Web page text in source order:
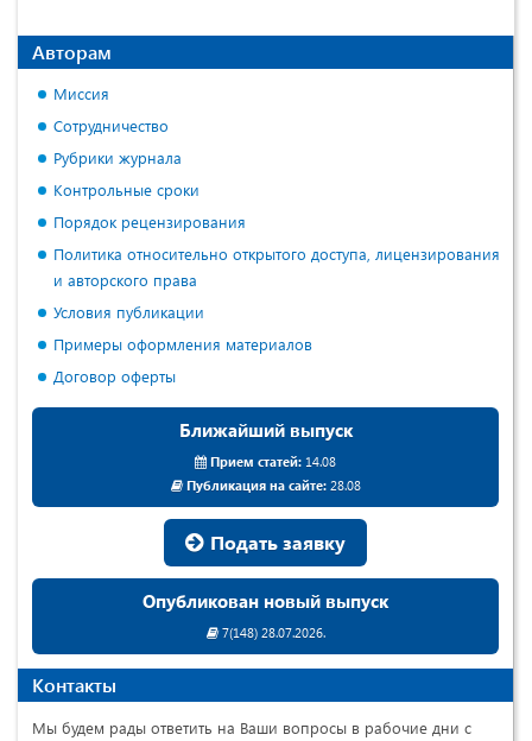
Авторам
Миссия
Сотрудничество
Рубрики журнала
Контрольные сроки
Порядок рецензирования
Политика относительно открытого доступа, лицензирования
и авторского права
Условия публикации
Примеры оформления материалов
Договор оферты
Ближайший выпуск
Прием статей: 14.08
Публикация на сайте:28.08
Подать заявку
Опубликован новый выпуск
7(148) 28.07.2026.
Контакты
Мы будем рады ответить на Ваши вопросы в рабочие дни с